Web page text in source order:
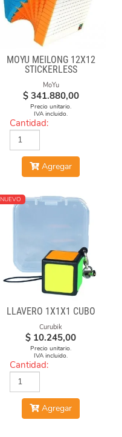
MOYU MEILONG 12X12
STICKERLESS
MoYu
$ 341.880,00
Precio unitario.
IVA incluido.
Cantidad:
Agregar
NUEVO
LLAVERO 1X1X1 CUBO
Curubik
$ 10.245,00
Precio unitario.
IVA incluido.
Cantidad:
Agregar